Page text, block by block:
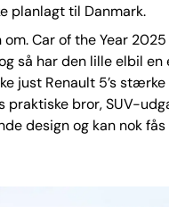
planlagt til Danmark.
Car of the Year
så har den lille elbil
just Renault 5’s
bror, SUV-
design og kan nok